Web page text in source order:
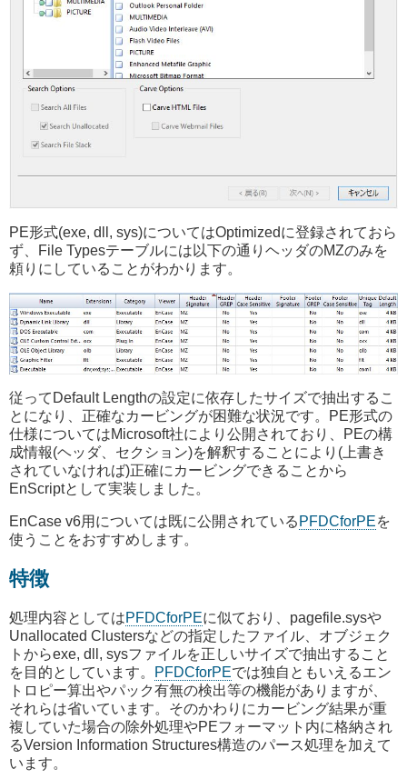
PE形式(exe, dll, sys)についてはOptimizedに登録されておら
ず、File Typesテーブルには以下の通りヘッダのMZのみを
頼りにしていることがわかります。
従ってDefault Lengthの設定に依存したサイズで抽出するこ
とになり、正確なカービングが困難な状況です。PE形式の
仕様についてはMicrosoft社により公開されており、PEの構
成情報(ヘッダ、セクション)を解釈することにより(上書き
されていなければ)正確にカービングできることから
EnScriptとして実装しました。
EnCase v6用については既に公開されている PFDCforPEを
使うことをおすすめします。
特徴
処理内容としてはPFDCforPEに似ており、pagefile.sysや
Unallocated Clustersなどの指定したファイル、オブジェク
トからexe, dll, sysファイルを正しいサイズで抽出すること
を目的としています。
PFDCforPEでは独自ともいえるエン
トロピー算出やパック有無の検出等の機能がありますが、
それらは省いています。そのかわりにカービング結果が重
複していた場合の除外処理やPEフォーマット内に格納され
るVersion Information Structures構造のパース処理を加えて
います。